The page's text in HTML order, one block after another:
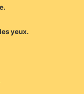
yeux.